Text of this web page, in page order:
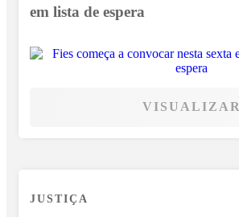
em lista de espera
VISUALIZAR
JUSTIÇA